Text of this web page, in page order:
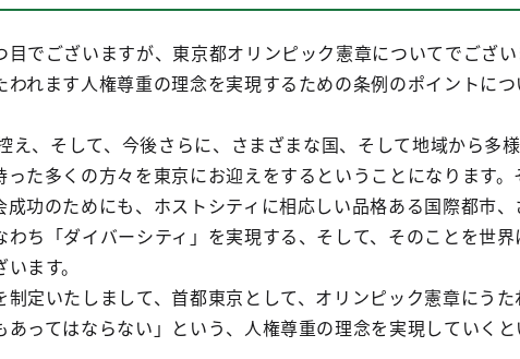
目でございますが、東京都オリンピック憲章についてでござ
われます人権尊重の理念を実現するための条例のポイントに
え、そして、今後さらに、さまざまな国、そして地域から多様
った多くの方々を東京にお迎えをするということになります。
功のためにも、ホストシティに相応しい品格ある国際都市
わち「ダイバーシティ」を実現する、そして、そのことを世界
ます。
定いたしまして、首都東京として、オリンピック憲章にうた
あってはならない」という、人権尊重の理念を実現していく